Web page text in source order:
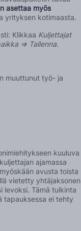
asettaa myös
yrityksen kotimaasta.
Klikkaa Kuljettajat
=> Tallenna.
muuttunut työ- ja
kuuluva
ajamassa
avusta toista
vietetty yhtäjaksonen
levoksi. Tämä tulkinta
tapauksessa ei tehty